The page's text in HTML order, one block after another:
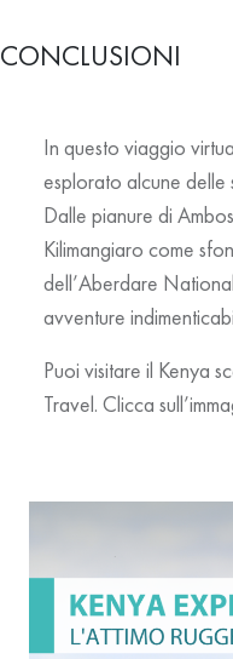
CONCLUSIONI
In questo viaggio
esplorato alcune delle
Dalle pianure di
Kilimangiaro come
dell’Aberdare
avventure
Puoi visitare il Kenya
Travel. Clicca